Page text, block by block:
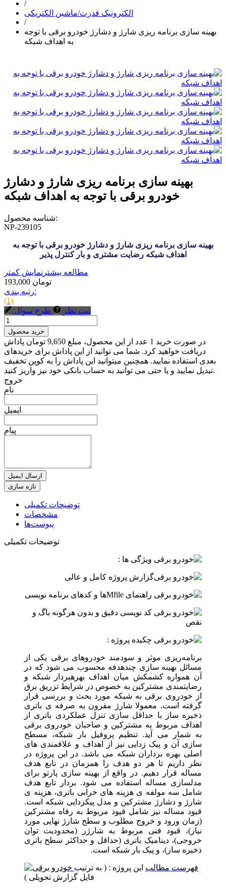
/
الکترونیک قدرت/ماشین الکتریکی
/
بهینه سازی برنامه ریزی شارژ و دشارژ خودرو برقی با توجه
به اهداف شبکه
بهینه سازی برنامه ریزی شارژ و دشارژ
خودرو برقی با توجه به اهداف شبکه
شناسه محصول:
NP-239105
بهینه سازی برنامه ریزی شارژ و دشارژ خودرو برقی با توجه به
اهداف شبکه رضایت مشتری و بار کنترل پذیر
مطالعه بیشتر نمایش کمتر
193,000 تومان
رتبه بندی:
(1)
ثبت نظر
طرح سوال
خرید محصول
در صورت خرید 1 عدد از این محصول، مبلغ 9,650 تومان پاداش
دریافت خواهید کرد. شما می توانید از این پاداش برای خریدهای
بعدی استفاده نمایید. همچنین میتوانید این پاداش را به کوپن تخفیف
تبدیل نمایید و یا حتی می توانید به حساب بانکی خود نیز واریز کنید.
خروج
نام
ایمیل
پیام
ارسال ایمیل
توضیحات تکمیلی
مشخصات
پیوست‌ها
توضیحات تکمیلی
ویژگی ها :
گزارش پروژه کامل و عالی
راهنمای Mfileها و کدهای برنامه نویسی
کد نویسی دقیق و بدون هرگونه باگ و
نقص
چکیده پروژه :
برنامهریزی موثر و سودمند خودروهای برقی یکی از
مسائل بهینه ­سازی چندهدفه محسوب می ­شود که در
آن همواره کشمکش میان اهداف بهره­بردار شبکه و
رضایت­مندی مشترکین به خصوص در شرایط تزریق برق
از خودروی برقی به شبکه مورد بحث و بررسی قرار
گرفته است. معمولا شارژ مقرون به صرفه­ ی باتری
ذخیره­ ساز با حداقل­ سازی تنزل عملکردی باتری از
اهداف مربوط به مشترکین و صاحبان خودروی برقی
به شمار می­ آید. تنظیم پروفیل بار شبکه، مسطح
سازی آن و پیک زدایی نیز از اهداف و علاقمندی­ های
اصلی بهره­ برداران شبکه می­ باشد. در این پروژه در
نظر داریم تا هر دو هدف را همزمان در تابع هدف
مساله قرار دهیم. در واقع از بهینه ­سازی پارتو برای
مدل­سازی مساله استفاده می­ شود. بردار تابع هدف
شامل سه مولفه ­ی هزینه­ های خرابی باتری، هزینه­ ی
شارژ و دشارژ مشترکین و مدل پیک­زدایی شبکه است.
قیود مساله نیز شامل قیود مربوط به رفاه مشترکین
(زمان ورود و خروج مطلوب و سطح شارژ نهایی مورد
نیاز)، قیود فنی مربوط به شارژر (محدودیت توان
خروجی)، دینامیک باتری (حداقل و حداکثر سطح باتری
ذخیره­ ساز)، و پیک بار شبکه است.
فهرست مطالب این پروژه : ( به ترتیب
فایل گزارش تحویلی )